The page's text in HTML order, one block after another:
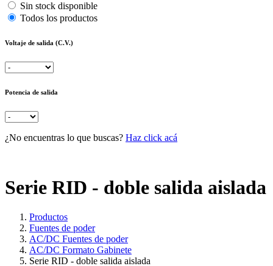
Sin stock disponible
Todos los productos
Voltaje de salida (C.V.)
Potencia de salida
¿No encuentras lo que buscas? Haz click acá
Serie RID - doble salida aislada
Productos
Fuentes de poder
AC/DC Fuentes de poder
AC/DC Formato Gabinete
Serie RID - doble salida aislada